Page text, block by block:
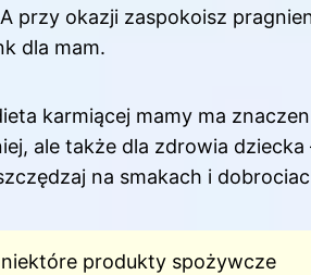
przy okazji zaspokoisz
dla mam.
karmiącej mamy ma
ale także dla zdrowia dziecka
na smakach i
produkty spożywcze